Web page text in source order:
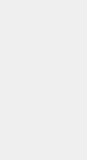
Levent Plaza, B